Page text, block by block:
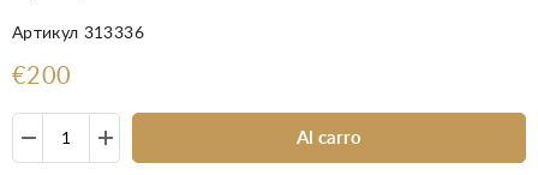
Артикул 313336
€200
Al carro